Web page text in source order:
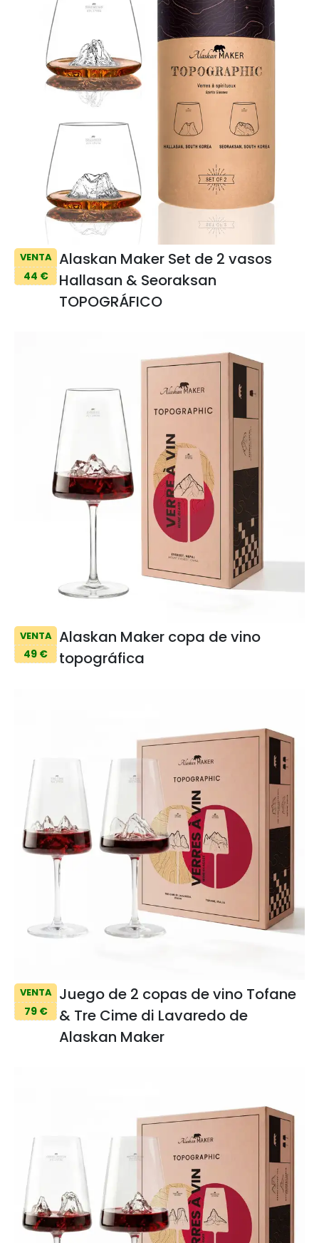
VENTA
44 €
Alaskan Maker Set de 2 vasos
Hallasan & Seoraksan
TOPOGRÁFICO
VENTA
49 €
Alaskan Maker copa de vino
topográfica
VENTA
79 €
Juego de 2 copas de vino Tofane
& Tre Cime di Lavaredo de
Alaskan Maker